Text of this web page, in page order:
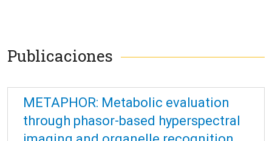
Publicaciones
METAPHOR: Metabolic evaluation
through phasor-based hyperspectral